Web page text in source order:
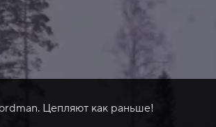
Цепляют как раньше!